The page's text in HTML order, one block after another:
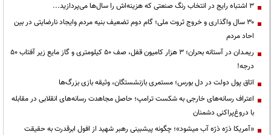
3 اشتباه رایج در انتخاب رنگ صنعتی که هزینه‌اش را سال‌ها می‌پردازید...
۳۰ سال واگذاری و خروج ثروت ملی؛ گام دوم تضعیف بنیه مردم وایجاد نارضایتی در بین
احاد مردم
ریمـدان در آستانه بحران؛ ۳ هزار کامیون قفل، صف ۵۰ کیلومتری و گاز مایع زیر آفتاب ۵۰
درجه!
اتاق پول دولت در دل بورس؛ مستمری بازنشستگان، وثیقه بازی بزرگ‌ها
اعتراف رسانه‌های خارجی به شکست ترامپ؛ حاصل مجاهدت رسانه‌های انقلابی در مقابله
با دروغ‌پراکنی دشمنان
«آمریکا ذرّه ذرّه آب میشود»؛ چگونه پیشبینی رهبر شهید از افول ابرقدرت به حقیقت